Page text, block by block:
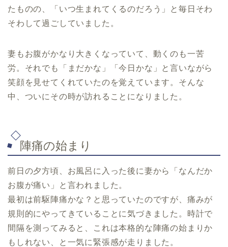
たものの、「いつ生まれてくるのだろう」と毎日そわ
そわして過ごしていました。
妻もお腹がかなり大きくなっていて、動くのも一苦
労。それでも「まだかな」「今日かな」と言いながら
笑顔を見せてくれていたのを覚えています。そんな
中、ついにその時が訪れることになりました。
陣痛の始まり
前日の夕方頃、お風呂に入った後に妻から「なんだか
お腹が痛い」と言われました。
最初は前駆陣痛かな？と思っていたのですが、痛みが
規則的にやってきていることに気づきました。時計で
間隔を測ってみると、これは本格的な陣痛の始まりか
もしれない、と一気に緊張感が走りました。